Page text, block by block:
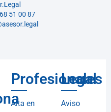
51 00 87
Profesionales
Alta en
Legal
Aviso